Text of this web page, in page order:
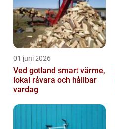
01 juni 2026
Ved gotland smart värme,
lokal råvara och hållbar
vardag